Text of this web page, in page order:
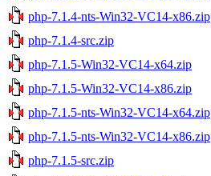
php-7.1.4-nts-Win32-VC14-x86.zip
php-7.1.4-src.zip
php-7.1.5-Win32-VC14-x64.zip
php-7.1.5-Win32-VC14-x86.zip
php-7.1.5-nts-Win32-VC14-x64.zip
php-7.1.5-nts-Win32-VC14-x86.zip
php-7.1.5-src.zip